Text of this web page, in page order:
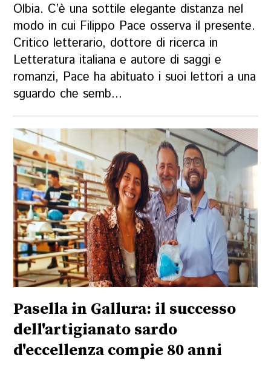
Olbia. C’è una sottile elegante distanza nel
modo in cui Filippo Pace osserva il presente.
Critico letterario, dottore di ricerca in
Letteratura italiana e autore di saggi e
romanzi, Pace ha abituato i suoi lettori a una
sguardo che semb...
Pasella in Gallura: il successo
dell'artigianato sardo
d'eccellenza compie 80 anni